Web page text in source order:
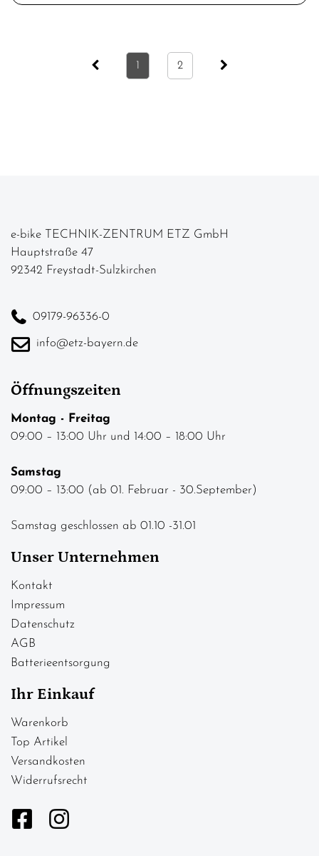
1 2
e-bike TECHNIK-ZENTRUM ETZ GmbH
Hauptstraße 47
92342 Freystadt-Sulzkirchen
09179-96336-0
info@etz-bayern.de
Öffnungszeiten
Montag - Freitag
09:00 – 13:00 Uhr und 14:00 – 18:00 Uhr
Samstag
09:00 – 13:00 (ab 01. Februar - 30.September)
Samstag geschlossen ab 01.10 -31.01
Unser Unternehmen
Kontakt
Impressum
Datenschutz
AGB
Batterieentsorgung
Ihr Einkauf
Warenkorb
Top Artikel
Versandkosten
Widerrufsrecht